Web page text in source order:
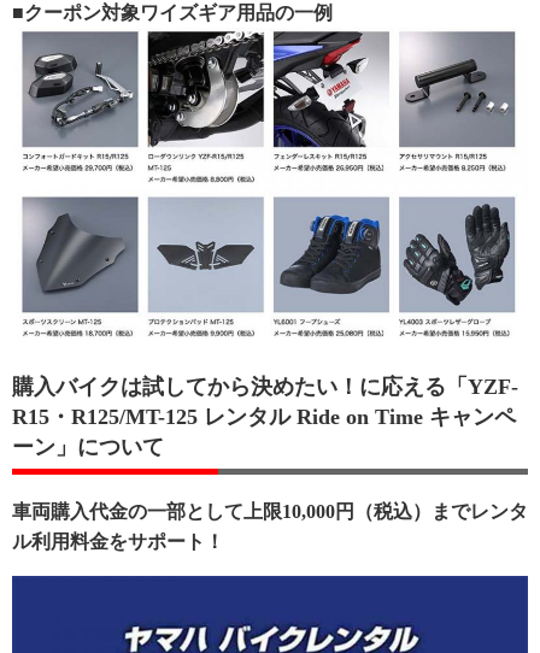
■クーポン対象ワイズギア用品の一例
購入バイクは試してから決めたい！に応える「YZF-
R15・R125/MT-125 レンタル Ride on Time キャンペ
ーン」について
車両購入代金の一部として上限10,000円（税込）までレンタ
ル利用料金をサポート！